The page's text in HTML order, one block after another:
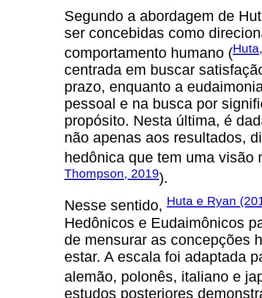
Segundo a abordagem de
ser concebidas como
comportamento humano (
centrada em buscar
prazo, enquanto a
pessoal e na busca por
propósito. Nesta última, é
não apenas aos resultados,
hedônica que tem uma visão
Thompson, 2019).
Nesse sentido, Huta e Ryan
Hedônicos e Eudaimônicos
de mensurar as concepções
estar. A escala foi adaptada
alemão, polonês, italiano e
estudos posteriores